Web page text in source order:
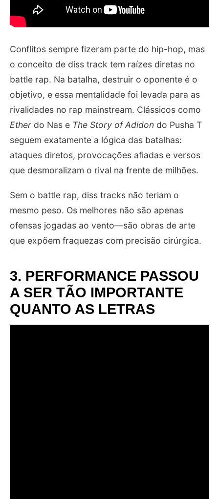
Conflitos sempre fizeram parte do hip-hop, mas
o conceito de diss track tem raízes diretas no
battle rap. Na batalha, destruir o oponente é o
objetivo, e essa mentalidade foi levada para as
rivalidades no rap mainstream. Clássicos como
Ether do Nas e The Story of Adidon do Pusha T
seguem exatamente a lógica das batalhas:
ataques diretos, provocações afiadas e versos
que desmoralizam o rival na frente de milhões.
Sem o battle rap, diss tracks não teriam o
mesmo peso. Os melhores não são apenas
ofensas jogadas ao vento—são obras de arte
que expõem fraquezas com precisão cirúrgica.
3. PERFORMANCE PASSOU
A SER TÃO IMPORTANTE
QUANTO AS LETRAS